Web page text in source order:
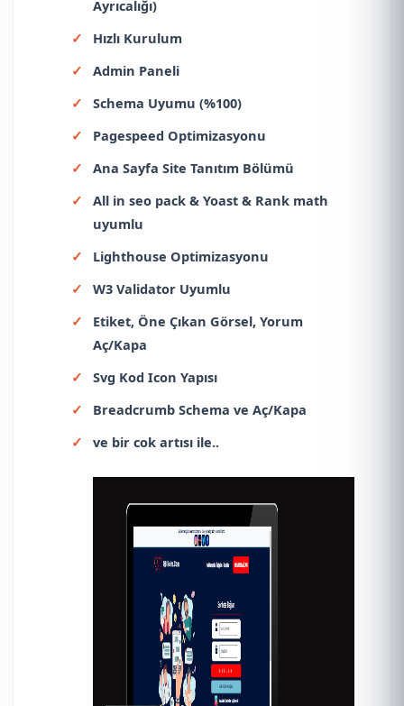
Ayrıcalığı)
Hızlı Kurulum
Admin Paneli
Schema Uyumu (%100)
Pagespeed Optimizasyonu
Ana Sayfa Site Tanıtım Bölümü
All in seo pack & Yoast & Rank math
uyumlu
Lighthouse Optimizasyonu
W3 Validator Uyumlu
Etiket, Öne Çıkan Görsel, Yorum
Aç/Kapa
Svg Kod Icon Yapısı
Breadcrumb Schema ve Aç/Kapa
ve bir cok artısı ile..